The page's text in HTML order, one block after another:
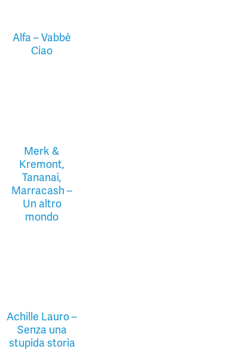
Alfa – Vabbè
Ciao
Merk &
Kremont,
Tananai,
Marracash –
Un altro
mondo
Achille Lauro –
Senza una
stupida storia